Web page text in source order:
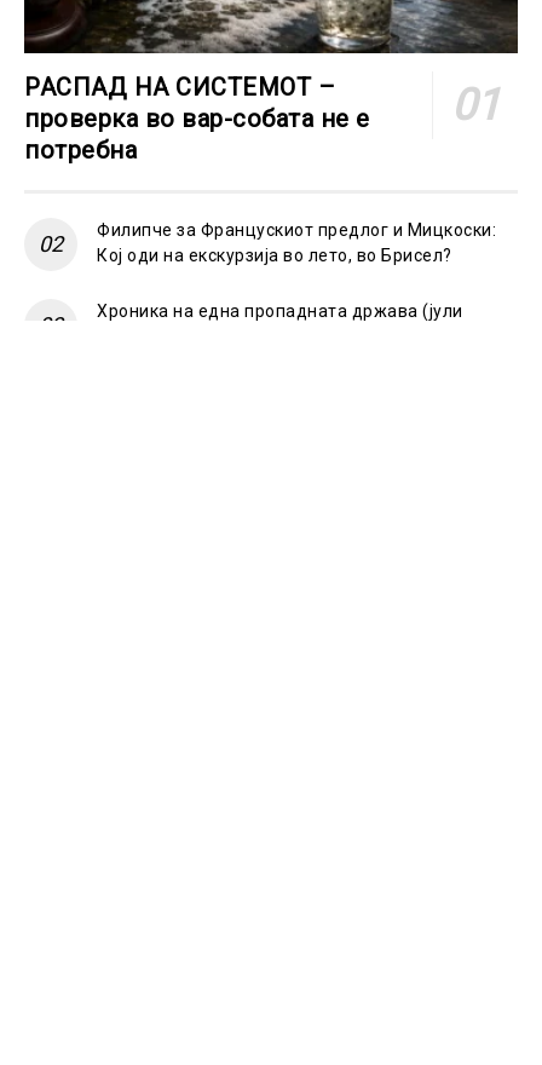
РАСПАД НА СИСТЕМОТ –
проверка во вар-собата не е
потребна
Филипче за Францускиот предлог и Мицкоски:
Кој оди на екскурзија во лето, во Брисел?
Хроника на една пропадната држава (јули